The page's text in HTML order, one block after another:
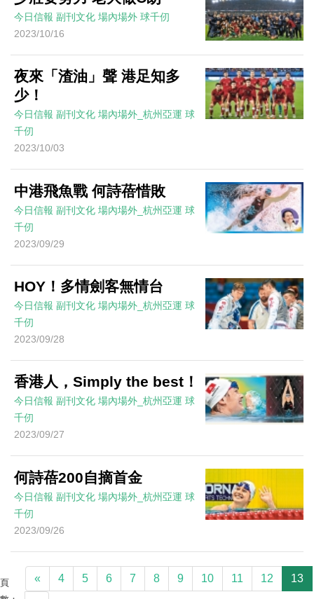
今日信報 副刊文化 場內場外 球千仞
2023/10/16
夜來「渣油」聲 港足知多
少！
今日信報 副刊文化 場內場外_杭州亞運 球
千仞
2023/10/03
中港飛魚戰 何詩蓓惜敗
今日信報 副刊文化 場內場外_杭州亞運 球
千仞
2023/09/29
HOY！多情劍客無情台
今日信報 副刊文化 場內場外_杭州亞運 球
千仞
2023/09/28
香港人，Simply the best！
今日信報 副刊文化 場內場外_杭州亞運 球
千仞
2023/09/27
何詩蓓200自摘首金
今日信報 副刊文化 場內場外_杭州亞運 球
千仞
2023/09/26
頁
« 4 5 6 7 8 9 10 11 12 13